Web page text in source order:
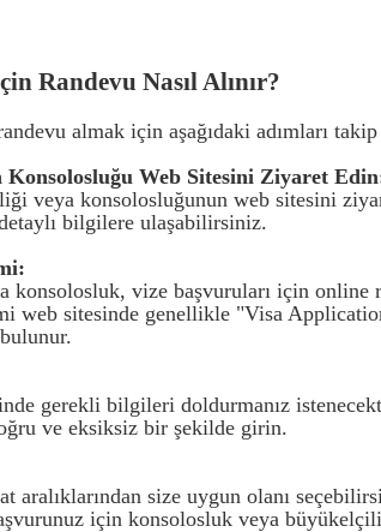
Randevu Nasıl Alınır?
almak için aşağıdaki adımları
Web Sitesini Ziyaret
veya konsolosluğunun web sitesini
bilgilere ulaşabilirsiniz.
vize başvuruları için online
web sitesinde genellikle "Visa
gerekli bilgileri doldurmanız
ve eksiksiz bir şekilde girin.
aralıklarından size uygun olanı
için konsolosluk veya